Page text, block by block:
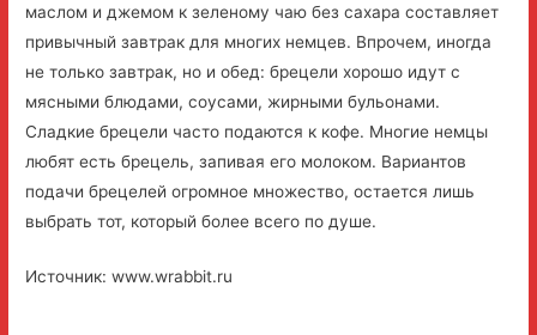
маслом и джемом к зеленому чаю без сахара составляет
привычный завтрак для многих немцев. Впрочем, иногда
не только завтрак, но и обед: брецели хорошо идут с
мясными блюдами, соусами, жирными бульонами.
Сладкие брецели часто подаются к кофе. Многие немцы
любят есть брецель, запивая его молоком. Вариантов
подачи брецелей огромное множество, остается лишь
выбрать тот, который более всего по душе.
Источник: www.wrabbit.ru